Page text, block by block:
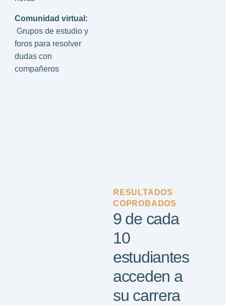
Comunidad virtual:
Grupos de estudio y
foros para resolver
dudas con
compañeros
RESULTADOS
COPROBADOS
9 de cada
10
estudiantes
acceden a
su carrera